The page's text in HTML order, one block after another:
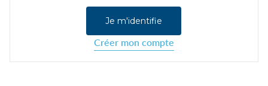
Je m'identifie
Créer mon compte